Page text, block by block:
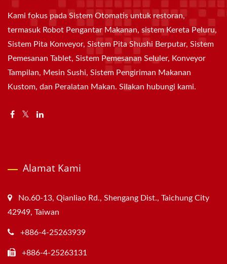
Kami fokus pada Sistem Otomatis untuk restoran,
termasuk Robot Pengantar Makanan, sistem Kereta Peluru,
Sistem Pita Konveyor, Sistem Pita Shushi Berputar, Sistem
Pemesanan Tablet, Sistem Pemesanan Seluler, Konveyor
Tampilan, Mesin Sushi, Sistem Pengiriman Makanan
Kustom, dan Peralatan Makan. Silakan hubungi kami.
Alamat Kami
No.60-13, Qianliao Rd., Shengang Dist., Taichung City
42949, Taiwan
+886-4-25263939
+886-4-25263131